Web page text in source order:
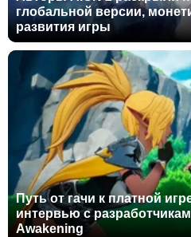
глобальной версии,
развития игры
Путь от гачи к платной
интервью с
Awakening